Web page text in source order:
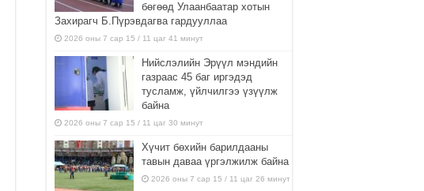
бөгөөд Улаанбаатар хотын
Захирагч Б.Пүрэвдагва гардууллаа
2026 оны 7 сар 15 / 11 цаг 41 минут
Нийслэлийн Эрүүл мэндийн
газраас 45 баг иргэдэд
тусламж, үйлчилгээ үзүүлж
байна
2026 оны 7 сар 15 / 11 цаг 30 минут
Хүчит бөхийн барилдааны
тавын даваа үргэлжилж байна
2026 оны 7 сар 15 / 11 цаг 26 минут